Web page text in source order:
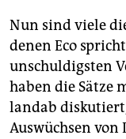
Nun sind viele
denen Eco
unschuldigsten
haben die Sätze
landab
Auswüchsen